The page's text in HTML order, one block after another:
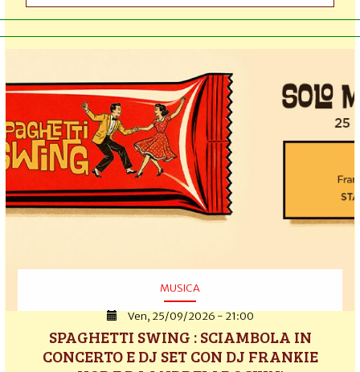
MUSICA
Ven, 25/09/2026 - 21:00
SPAGHETTI SWING : SCIAMBOLA IN
CONCERTO E DJ SET CON DJ FRANKIE